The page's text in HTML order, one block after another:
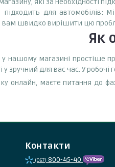
підходить для
вам швидко вирішити цю
Як
у нашому магазині
зручний для вас час. У
маєте питання до
Контакти
(067) 800-45-40